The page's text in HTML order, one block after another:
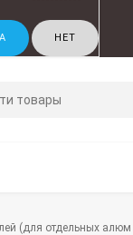
(для отдельных